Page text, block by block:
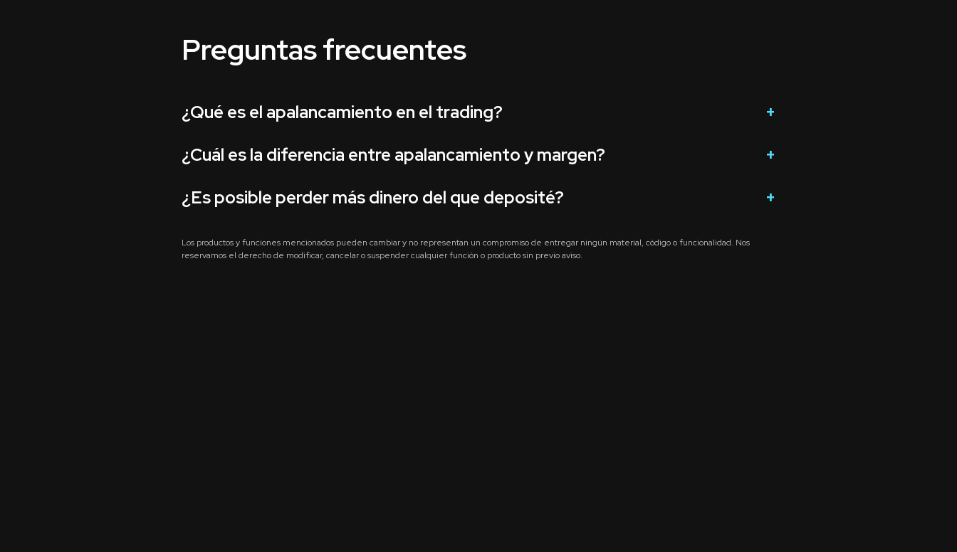
Preguntas frecuentes
¿Qué es el apalancamiento en el trading?
¿Cuál es la diferencia entre apalancamiento y margen?
¿Es posible perder más dinero del que deposité?
Los productos y funciones mencionados pueden cambiar y no representan un compromiso de entregar ningún material, código o funcionalidad. Nos
reservamos el derecho de modificar, cancelar o suspender cualquier función o producto sin previo aviso.